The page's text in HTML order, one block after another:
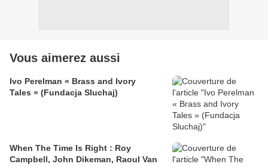
Vous aimerez aussi
Ivo Perelman « Brass and Ivory
Tales » (Fundacja Sluchaj)
When The Time Is Right : Roy
Campbell, John Dikeman, Raoul Van